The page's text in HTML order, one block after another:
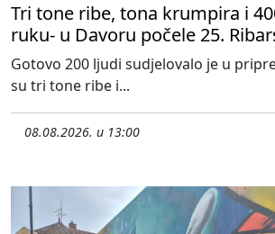
Tri tone ribe, tona krumpira i
ruku- u Davoru počele 25.
Gotovo 200 ljudi sudjelovalo je u
su tri tone ribe i...
08.08.2026. u 13:00